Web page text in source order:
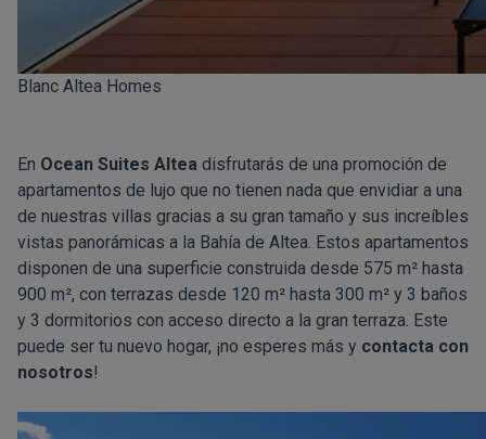
Blanc Altea Homes
En Ocean Suites Altea disfrutarás de una promoción de
apartamentos de lujo que no tienen nada que envidiar a una
de nuestras villas gracias a su gran tamaño y sus increíbles
vistas panorámicas a la Bahía de Altea. Estos apartamentos
disponen de una superficie construida desde 575 m² hasta
900 m², con terrazas desde 120 m² hasta 300 m² y 3 baños
y 3 dormitorios con acceso directo a la gran terraza. Este
puede ser tu nuevo hogar, ¡no esperes más y contacta con
nosotros!